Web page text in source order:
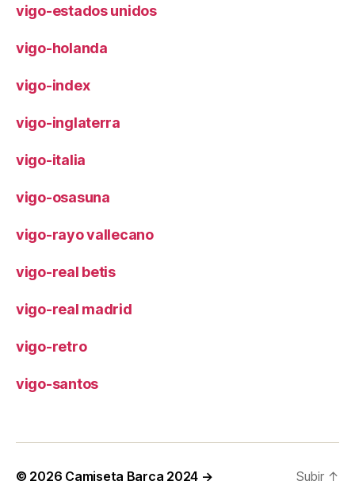
vigo-estados unidos
vigo-holanda
vigo-index
vigo-inglaterra
vigo-italia
vigo-osasuna
vigo-rayo vallecano
vigo-real betis
vigo-real madrid
vigo-retro
vigo-santos
© 2026 Camiseta Barça 2024 → Subir ↑